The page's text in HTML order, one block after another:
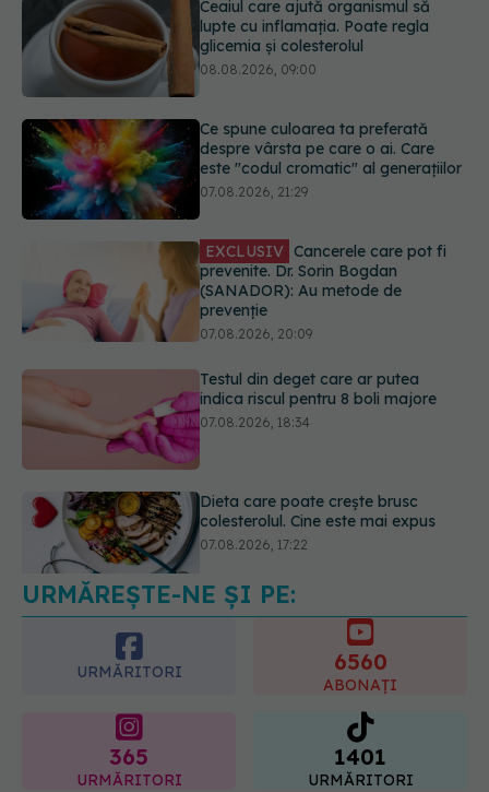
Ce spune culoarea ta preferată
despre vârsta pe care o ai. Care
este "codul cromatic" al generațiilor
07.08.2026, 21:29
EXCLUSIV Cancerele care pot fi
prevenite. Dr. Sorin Bogdan
(SANADOR): Au metode de
prevenție
Testul din deget care ar putea
indica riscul pentru 8 boli majore
07.08.2026, 18:34
Dieta care poate crește brusc
colesterolul. Cine este mai expus
07.08.2026, 17:22
Ceaiul care ajută organismul să
lupte cu inflamația. Poate regla
glicemia și colesterolul
URMĂREȘTE-NE ȘI PE:
URMĂRITORI 6560
ABONAȚI
365
URMĂRITORI
1401
URMĂRITORI